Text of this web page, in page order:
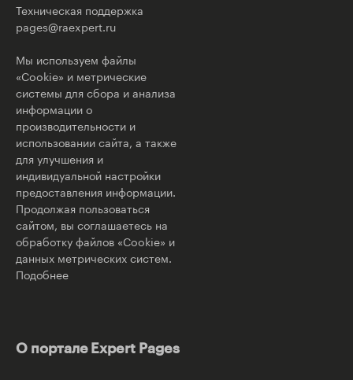
Техническая поддержка
pages@raexpert.ru
Мы используем файлы
«Cookie» и метрические
системы для сбора и анализа
информации о
производительности и
использовании сайта, а также
для улучшения и
индивидуальной настройки
предоставления информации.
Продолжая пользоваться
сайтом, вы соглашаетесь на
обработку файлов «Cookie» и
данных метрических систем.
Подобнее
О портале Expert Pages